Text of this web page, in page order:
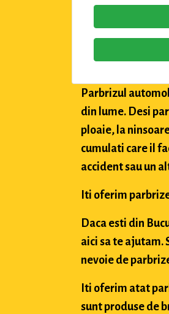
Parbrizul
din lume. Desi
ploaie, la
cumulati care il
accident sau un
Iti oferim
Daca esti din
aici sa te ajutam.
nevoie de
Iti oferim atat
sunt produse de